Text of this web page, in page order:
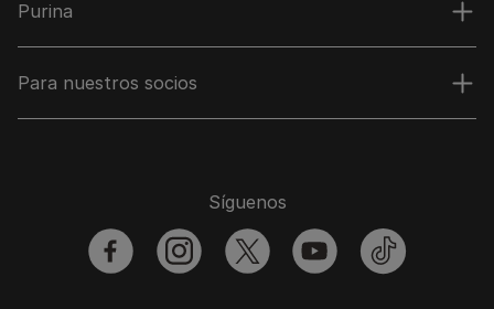
Purina
Para nuestros socios
Síguenos
facebookinstagramtwitter youtubetiktok